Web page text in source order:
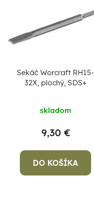
Sekáč Worcraft RH15-
32X, plochý, SDS+
skladom
9,30 €
DO KOŠÍKA